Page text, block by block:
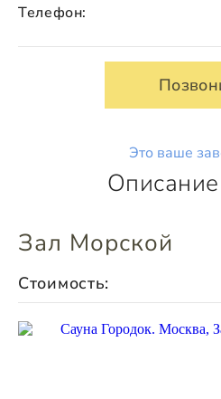
Телефон:
Это ваше
Зал Морской
Стоимость: